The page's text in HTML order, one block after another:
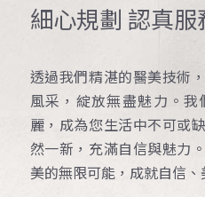
細心規劃 認真服
透過我們精湛的醫美技術
風采，綻放無盡魅力。
麗，成為您生活中不可或
然一新，充滿自信與魅力
美的無限可能，成就自信、